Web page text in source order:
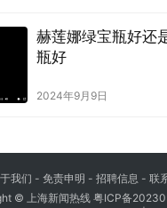
赫莲娜绿宝瓶好还
瓶好
2024年9月9日
我们 - 免责申明 - 招聘信息 - 联
© 上海新闻热线 粤ICP备